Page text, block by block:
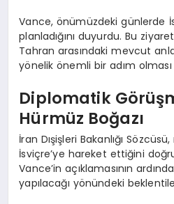
Vance, önümüzdeki günlerde
planladığını duyurdu. Bu
Tahran arasındaki mevcut
yönelik önemli bir adım
Diplomatik
Hürmüz Boğazı
İran Dışişleri Bakanlığı
İsviçre’ye hareket ettiğini
Vance’in açıklamasının
yapılacağı yönündeki